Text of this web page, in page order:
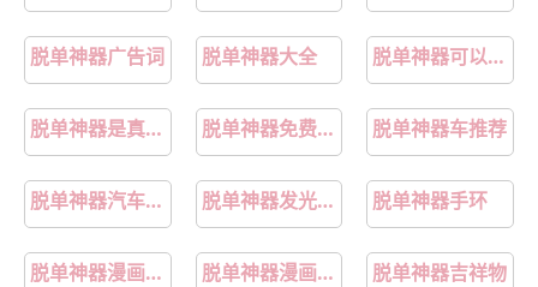
脱单神器广告词 脱单神器大全 脱单神器可以下载吗
脱单神器是真的吗 脱单神器免费下载 脱单神器车推荐
脱单神器汽车推荐 脱单神器发光手环 脱单神器手环
脱单神器漫画免费阅读全集下载 脱单神器漫画全集免费在线阅读 脱单神器吉祥物